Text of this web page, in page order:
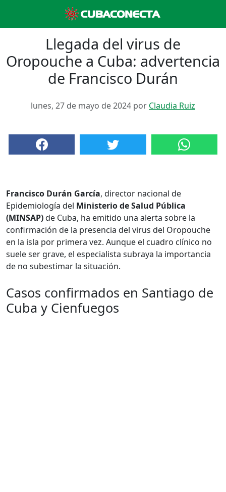
Llegada del virus de
Oropouche a Cuba: advertencia
de Francisco Durán
lunes, 27 de mayo de 2024 por Claudia Ruiz
Francisco Durán García, director nacional de
Epidemiología del Ministerio de Salud Pública
(MINSAP)de Cuba, ha emitido una alerta sobre la
confirmación de la presencia del virus del Oropouche
en la isla por primera vez. Aunque el cuadro clínico no
suele ser grave, el especialista subraya la importancia
de no subestimar la situación.
Casos confirmados en Santiago de
Cuba y Cienfuegos